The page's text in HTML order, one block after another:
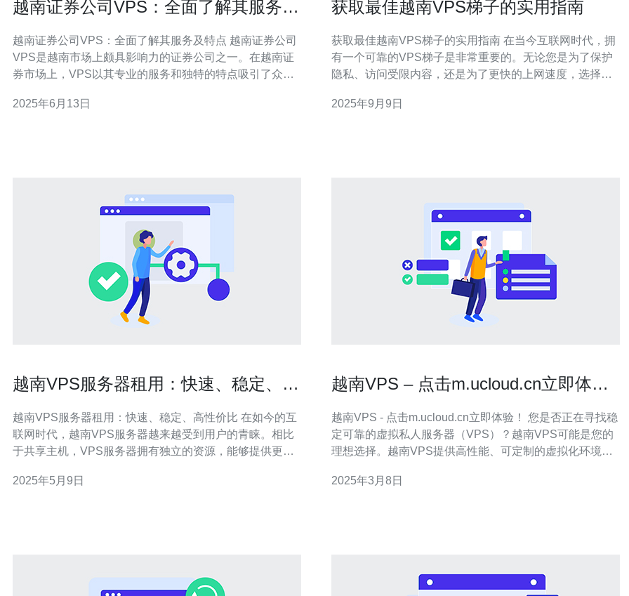
越南证券公司VPS：全面了解其服务及
越南证券公司VPS：全面了解其服务及特点 越南证券公司
VPS是越南市场上颇具影响力的证券公司之一。在越南证
券市场上，VPS以其专业的服务和独特的特点吸引了众多
特特点，帮助投资者更好地了解该公司。 VPS提供的服务
2025年6月13日
获取最佳越南VPS梯子的实用指南
获取最佳越南VPS梯子的实用指南 在当今互联网时代，拥
有一个可靠的VPS梯子是非常重要的。无论您是为了保护
隐私、访问受限内容，还是为了更快的上网速度，选择一
总结的三条精华，让您在获取越南VPS梯子时事半功倍。
2025年9月9日
越南VPS服务器租用：快速、稳定、高
越南VPS服务器租用：快速、稳定、高性价比 在如今的互
联网时代，越南VPS服务器越来越受到用户的青睐。相比
于共享主机，VPS服务器拥有独立的资源，能够提供更加
对较为便宜，性价比极高。 越南VPS服务器提供商通常采
2025年5月9日
越南VPS – 点击m.ucloud.cn立即体
越南VPS - 点击m.ucloud.cn立即体验！ 您是否正在寻找稳
定可靠的虚拟私人服务器（VPS）？越南VPS可能是您的
理想选择。越南VPS提供高性能、可定制的虚拟化环境，
特点和优势，并提供m.ucloud.cn以立即体验的方式。 越南
2025年3月8日